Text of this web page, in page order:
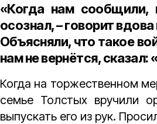
«Когда нам сообщили,
осознал, – говорит
Объясняли, что такое
нам не вернётся, сказал:
Когда на торжественном
семье Толстых вручили
выпускать его из рук.